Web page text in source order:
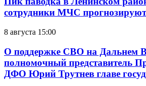
сотрудники МЧС прогнозируют
8 августа 15:00
О поддержке СВО на Дальнем
полномочный представитель
ДФО Юрий Трутнев главе